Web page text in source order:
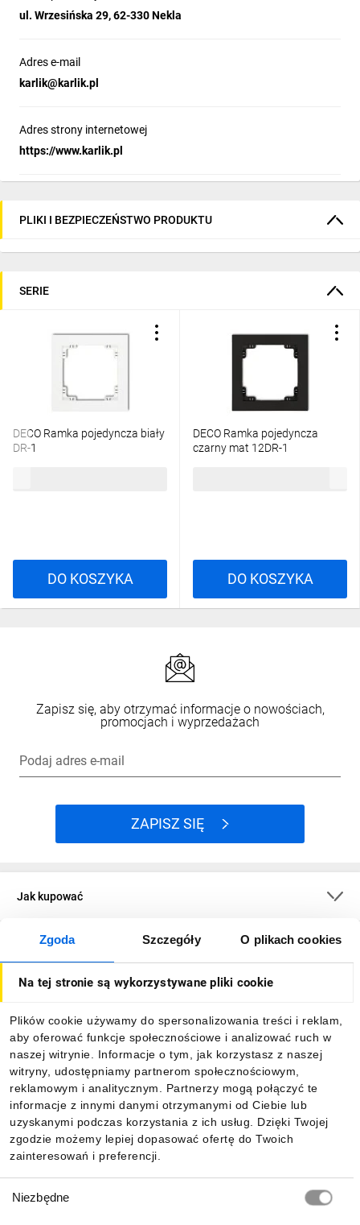
Zgoda Szczegóły O plikach cookies
Na tej stronie są wykorzystywane pliki cookie
Plików cookie używamy do spersonalizowania treści i reklam,
aby oferować funkcje społecznościowe i analizować ruch w
naszej witrynie. Informacje o tym, jak korzystasz z naszej
witryny, udostępniamy partnerom społecznościowym,
reklamowym i analitycznym. Partnerzy mogą połączyć te
informacje z innymi danymi otrzymanymi od Ciebie lub
uzyskanymi podczas korzystania z ich usług. Dzięki Twojej
zgodzie możemy lepiej dopasować ofertę do Twoich
zainteresowań i preferencji.
zgody
Niezbędne
ul. Wrzesińska 29, 62-330 Nekla
Adres e-mail
karlik@karlik.pl
Adres strony internetowej
https://www.karlik.pl
PLIKI I BEZPIECZEŃSTWO PRODUKTU
SERIE
DECO Ramka pojedyncza biały
DR-1
DO KOSZYKA
DECO Ramka pojedyncza
czarny mat 12DR-1
DO KOSZYKA
Zapisz się, aby otrzymać informacje o nowościach,
promocjach i wyprzedażach
Podaj adres e-mail
ZAPISZ SIĘ
Jak kupować
O firmie
Informacje
Pobierz naszą aplikację mobilną: